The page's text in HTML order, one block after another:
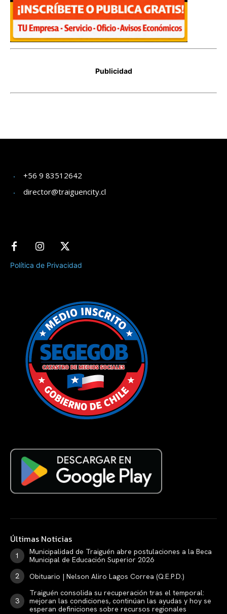
+56 9 83512642
director@traiguencity.cl
Política de Privacidad
Últimas Noticias
Municipalidad de Traiguén abre postulaciones a la Beca
Municipal de Educación Superior 2026
Obituario | Nelson Aliro Lagos Correa (Q.E.P.D.)
Traiguén consolida su recuperación tras el temporal:
mejoran las condiciones, continúan las ayudas y hoy se
esperan definiciones sobre recursos regionales